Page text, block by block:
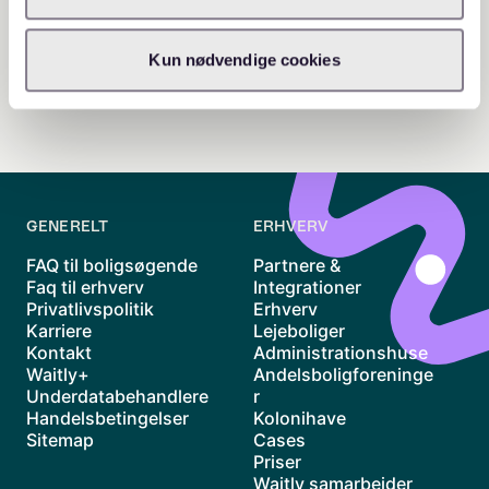
Kun nødvendige cookies
GENERELT
FAQ til boligsøgende
Faq til erhverv
Privatlivspolitik
Karriere
Kontakt
Waitly+
Underdatabehandlere
Handelsbetingelser
Sitemap
ERHVERV
Partnere &
Integrationer
Erhverv
Lejeboliger
Administrationshuse
Andelsboligforeninge
r
Kolonihave
Cases
Priser
Waitly samarbejder